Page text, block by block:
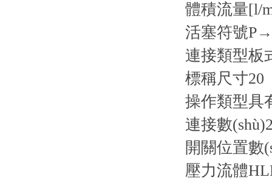
體積流量[l/
活塞符號
連接類型板
標稱尺寸20
操作類型具
連接數(shù)
開關位置數
壓力流體